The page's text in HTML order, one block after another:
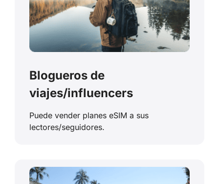
Blogueros de
viajes/influencers
Puede vender planes eSIM a sus
lectores/seguidores.